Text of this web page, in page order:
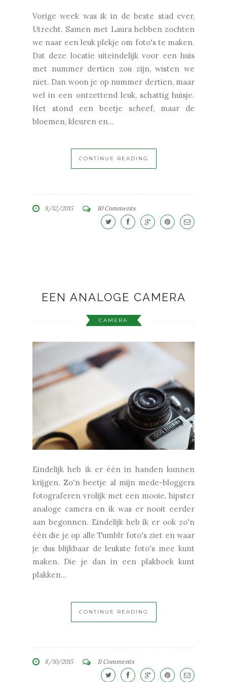
Vorige week was ik in de beste stad ever,
Utrecht. Samen met Laura hebben zochten
we naar een leuk plekje om foto's te maken.
Dat deze locatie uiteindelijk voor een huis
met nummer dertien zou zijn, wisten we
niet. Dan woon je op nummer dertien, maar
wel in een ontzettend leuk, schattig huisje.
Het stond een beetje scheef, maar de
bloemen, kleuren en...
CONTINUE READING
8/12/2015 10 Comments
EEN ANALOGE CAMERA
CAMERA
Eindelijk heb ik er één in handen kunnen
krijgen. Zo'n beetje al mijn mede-bloggers
fotograferen vrolijk met een mooie, hipster
analoge camera en ik was er nooit eerder
aan begonnen. Eindelijk heb ik er ook zo'n
één die je op alle Tumblr foto's ziet en waar
je dus blijkbaar de leukste foto's mee kunt
maken. Die je dan in een plakboek kunt
plakken...
CONTINUE READING
8/10/2015 11 Comments